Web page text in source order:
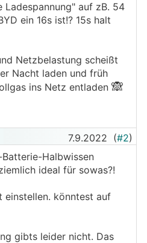
auf zB. 54
ein 16s ist!? 15s halt
Netzbelastung scheißt
Nacht laden und früh
ins Netz entladen 🙈
7.9.2022 (#2)
Halbwissen
ideal für sowas?!
einstellen. könntest auf
gibts leider nicht. Das